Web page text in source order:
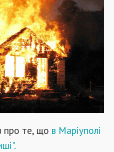
про те, що в Маріуполі